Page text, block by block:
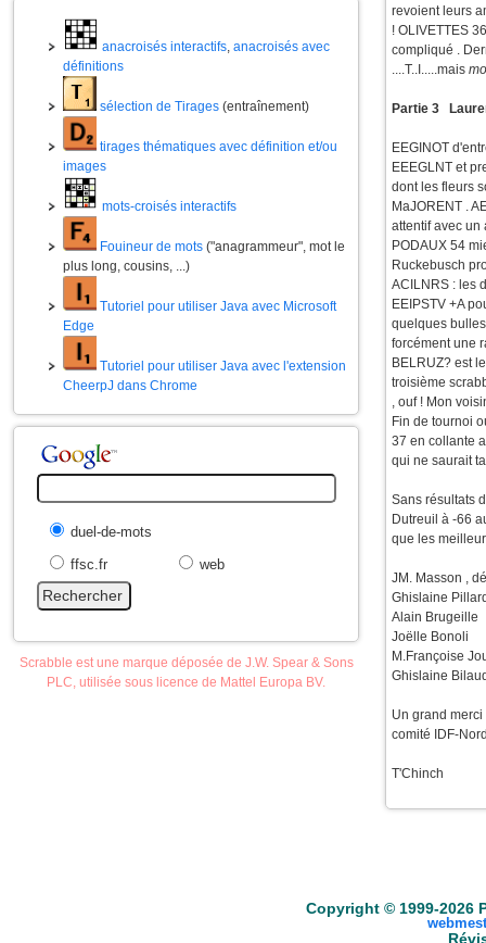
anacroisés interactifs, anacroisés avec
définitions
sélection de Tirages (entraînement)
tirages thématiques avec définition et/ou
images
mots-croisés interactifs
Fouineur de mots ("anagrammeur", mot le
plus long, cousins, ...)
Tutoriel pour utiliser Java avec Microsoft
Edge
Tutoriel pour utiliser Java avec l'extension
CheerpJ dans Chrome
duel-de-mots
ffsc.fr
web
Scrabble est une marque déposée de J.W. Spear & Sons
PLC, utilisée sous licence de Mattel Europa BV.
revoient leurs
! OLIVETTES
compliqué .
....T..I.....mais
Partie 3
EEGINOT
EEEGLNT et
dont les fleurs
MaJORENT .
attentif avec un
PODAUX 54
Ruckebusch
ACILNRS : les
EEIPSTV +A
quelques
forcément une
BELRUZ? est
troisième
, ouf ! Mon
Fin de tournoi
37 en collante
qui ne saurait
Sans résultats
Dutreuil à -66
que les
JM. Masson ,
Ghislaine
Alain
Joëlle
M.Françoise
Ghislaine
Un grand
comité IDF-
T'Chinch
Copyright © 1999-2026